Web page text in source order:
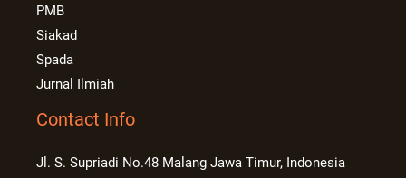
PMB
Siakad
Spada
Jurnal Ilmiah
Contact Info
Jl. S. Supriadi No.48 Malang Jawa Timur, Indonesia